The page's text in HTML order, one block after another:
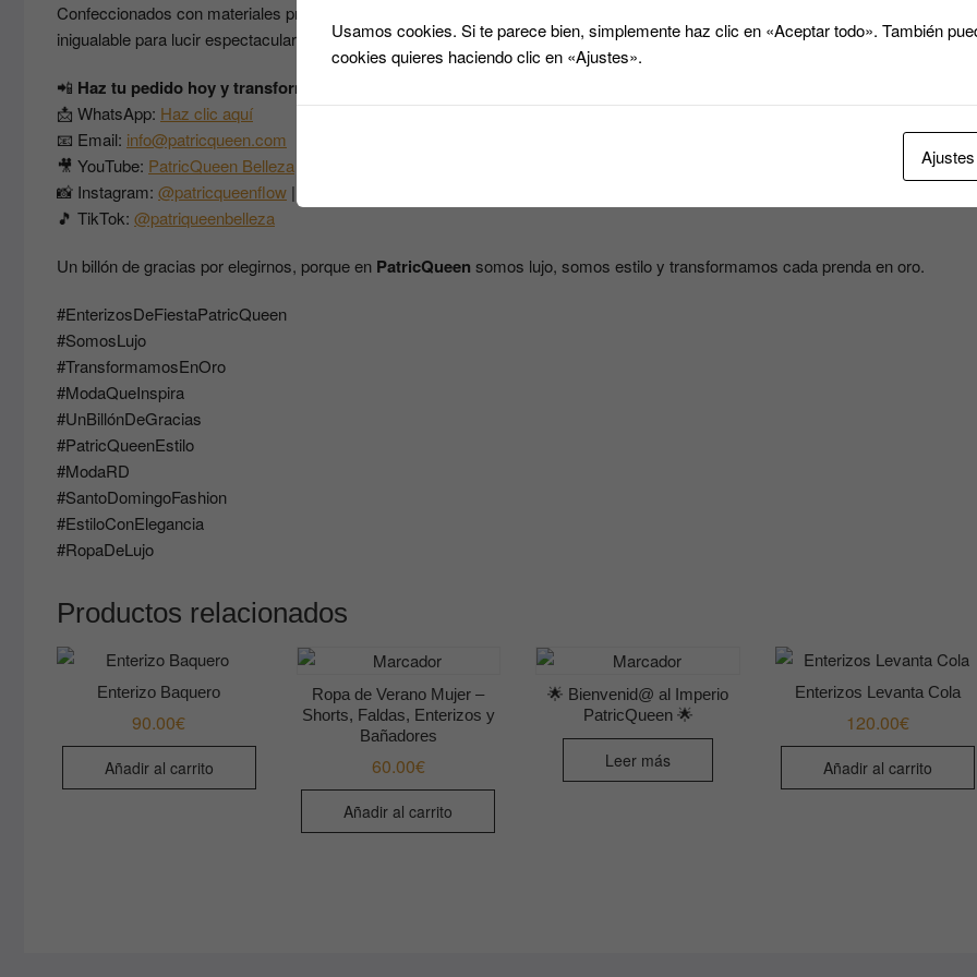
Confeccionados con materiales premium y detalles exclusivos, cada prenda se convierte en oro 🪙, aportándote un estilo
inigualable para lucir espectacular en cenas, bodas, fiestas y cualquier ocasión especial.
📲 Haz tu pedido hoy y transforma tu estilo:
📩 WhatsApp: Haz clic aquí
📧 Email: info@patricqueen.com
🎥 YouTube: PatricQueen Belleza
📸 Instagram: @patricqueenflow |
🎵 TikTok: @patriqueenbelleza
Un billón de gracias por elegirnos, porque en PatricQueen somos lujo, somos estilo y transformamos cada prenda en oro.
#EnterizosDeFiestaPatricQueen
#SomosLujo
#TransformamosEnOro
#ModaQueInspira
#UnBillónDeGracias
#PatricQueenEstilo
#ModaRD
#SantoDomingoFashion
#EstiloConElegancia
#RopaDeLujo
Productos relacionados
Enterizo Baquero
90.00€
Añadir al carrito
Ropa de Verano Mujer –
Shorts, Faldas, Enterizos y
Bañadores
60.00€
Añadir al carrito
🌟 Bienvenid@ al Imperio
PatricQueen 🌟
Leer más
Enterizos Levanta Cola
120.00€
Añadir al carrito
Usamos cookies. Si te parece bien, simplemente haz clic en «Aceptar todo». También
cookies quieres haciendo clic en «Ajustes».
Ajustes